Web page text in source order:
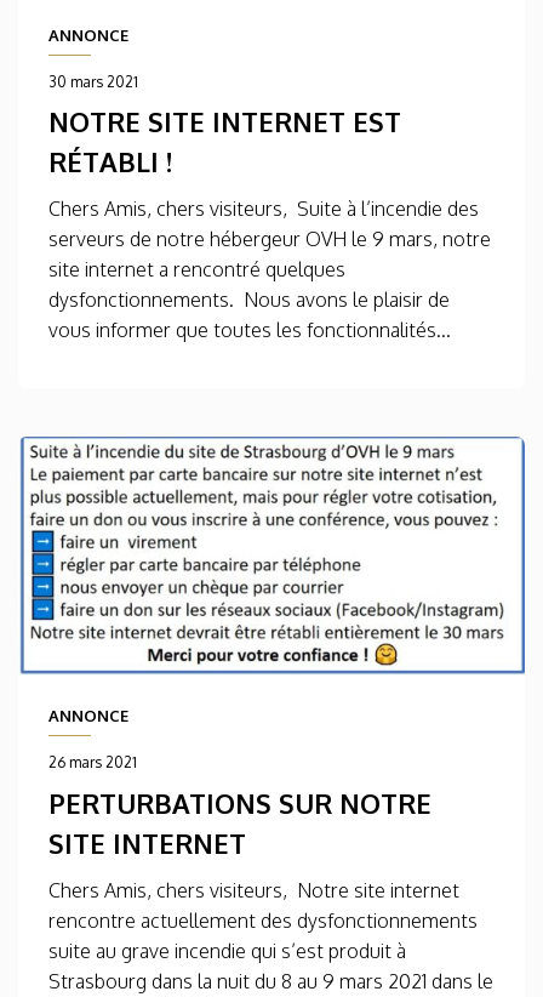
ANNONCE
30 mars 2021
NOTRE SITE INTERNET EST
RÉTABLI !
Chers Amis, chers visiteurs, Suite à l’incendie des
serveurs de notre hébergeur OVH le 9 mars, notre
site internet a rencontré quelques
dysfonctionnements. Nous avons le plaisir de
vous informer que toutes les fonctionnalités...
ANNONCE
26 mars 2021
PERTURBATIONS SUR NOTRE
SITE INTERNET
Chers Amis, chers visiteurs, Notre site internet
rencontre actuellement des dysfonctionnements
suite au grave incendie qui s’est produit à
Strasbourg dans la nuit du 8 au 9 mars 2021 dans le